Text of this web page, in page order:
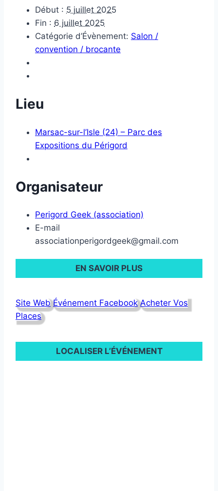
Début : 5 juillet 2025
Fin : 6 juillet 2025
Catégorie d’Évènement: Salon /
convention / brocante
Lieu
Marsac-sur-l’Isle (24) – Parc des
Expositions du Périgord
Organisateur
Perigord Geek (association)
E-mail
associationperigordgeek@gmail.com
EN SAVOIR PLUS
Site Web Événement Facebook Acheter Vos
Places
LOCALISER L’ÉVÉNEMENT